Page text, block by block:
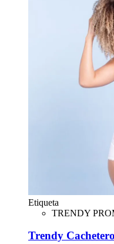
Etiqueta
TRENDY
Trendy